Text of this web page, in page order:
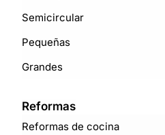
Semicircular
Pequeñas
Grandes
Reformas
Reformas de cocina